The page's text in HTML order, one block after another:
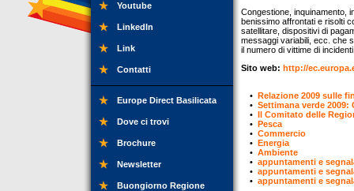
Youtube
LinkedIn
Link
Contatti
Europe Direct Basilicata
Dove ci trovi
Brochure
Newsletter
Buongiorno Regione
Congestione, inquinamento,
benissimo affrontati e risolti
satellitare, dispositivi di
messaggi variabili, ecc. che
il numero di vittime di
Sito web: http://
• Relazione 2009 sulle
• Settimana verde
• Il Comitato delle
• Pesca
• Commercio
• Energia
• Ambiente
• appuntamenti e
• appuntamenti e
• appuntamenti e